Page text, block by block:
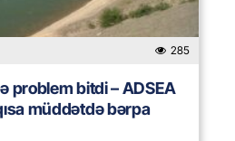
285
problem bitdi – ADSEA
müddətdə bərpa